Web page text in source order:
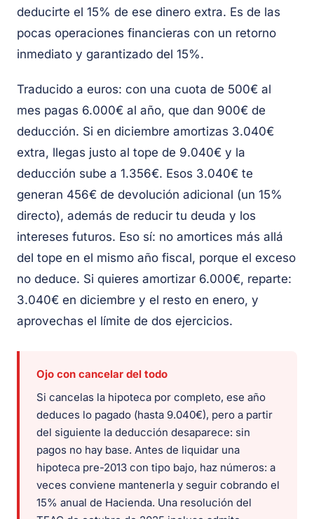
deducirte el 15% de ese dinero extra. Es de las
pocas operaciones financieras con un retorno
inmediato y garantizado del 15%.
Traducido a euros: con una cuota de 500€ al
mes pagas 6.000€ al año, que dan 900€ de
deducción. Si en diciembre amortizas 3.040€
extra, llegas justo al tope de 9.040€ y la
deducción sube a 1.356€. Esos 3.040€ te
generan 456€ de devolución adicional (un 15%
directo), además de reducir tu deuda y los
intereses futuros. Eso sí: no amortices más allá
del tope en el mismo año fiscal, porque el exceso
no deduce. Si quieres amortizar 6.000€, reparte:
3.040€ en diciembre y el resto en enero, y
aprovechas el límite de dos ejercicios.
Ojo con cancelar del todo
Si cancelas la hipoteca por completo, ese año
deduces lo pagado (hasta 9.040€), pero a partir
del siguiente la deducción desaparece: sin
pagos no hay base. Antes de liquidar una
hipoteca pre-2013 con tipo bajo, haz números: a
veces conviene mantenerla y seguir cobrando el
15% anual de Hacienda. Una resolución del